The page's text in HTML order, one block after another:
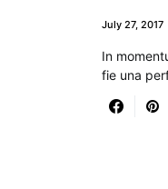
July 27, 2017
In
fie una